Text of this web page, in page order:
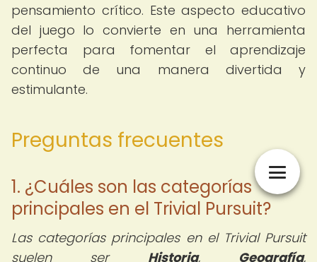
pensamiento crítico. Este aspecto educativo
del juego lo convierte en una herramienta
perfecta para fomentar el aprendizaje
continuo de una manera divertida y
estimulante.
Preguntas frecuentes
1. ¿Cuáles son las categorías
principales en el Trivial Pursuit?
Las categorías principales en el Trivial Pursuit
suelen ser Historia, Geografía,